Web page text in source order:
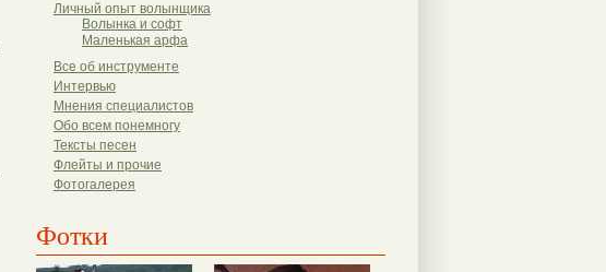
Личный опыт волынщика
Волынка и софт
Маленькая арфа
Все об инструменте
Интервью
Мнения специалистов
Обо всем понемногу
Тексты песен
Флейты и прочие
Фотогалерея
Фотки